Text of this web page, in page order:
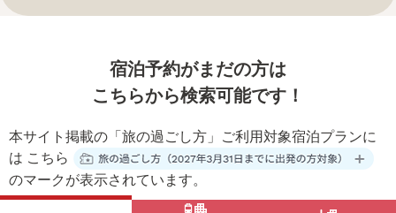
宿泊予約がまだの方は
こちらから検索可能です！
本サイト掲載の「旅の過ごし方」ご利用対象宿泊プランに
は こちら
のマークが表示されています。